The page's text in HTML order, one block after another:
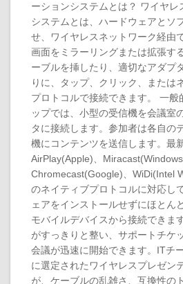
ーションシステムとは？ ワイヤレ
システムとは、ハードウェアとソ
せ、ワイヤレスネットワーク経由
画面をミラーリングまたは拡張す
ーブルを挿したり、適切なアダプ
りに、タップ、クリック、または
プロトコルで接続できます。 一般
ップでは、小型の受信機を会議室
タに接続します。参加者は各自の
機にコンテンツを送信します。最
AirPlay(Apple)、Miracast(Windows
Chromecast(Google)、WiDi(Intel
のネイティブプロトコルに対応し
ェアをインストールせずにほとん
モバイルデバイスから接続できま
がすっきりと整い、サポートチケ
会議が迅速に開始できます。ITチ
に選定されたワイヤレスプレゼン
が、ケーブルの乱雑さ、互換性の